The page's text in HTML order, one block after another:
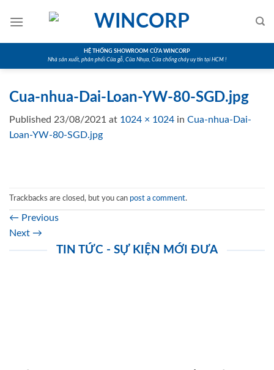
HỆ THỐNG SHOWROOM CỬA WINCORP
Nhà sản xuất, phân phối Cửa gỗ, Cửa Nhựa, Cửa chống cháy uy tín tại HCM !
Cua-nhua-Dai-Loan-YW-80-SGD.jpg
Published 23/08/2021 at 1024 × 1024 in Cua-nhua-Dai-
Loan-YW-80-SGD.jpg
Trackbacks are closed, but you can post a comment.
← Previous
Next →
TIN TỨC - SỰ KIỆN MỚI ĐƯA